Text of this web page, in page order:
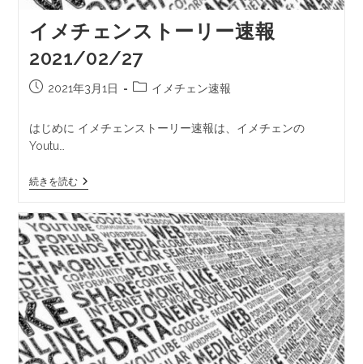
イメチェンストーリー速報
2021/02/27
2021年3月1日 イメチェン速報
はじめに イメチェンストーリー速報は、イメチェンの
Youtu…
続きを読む